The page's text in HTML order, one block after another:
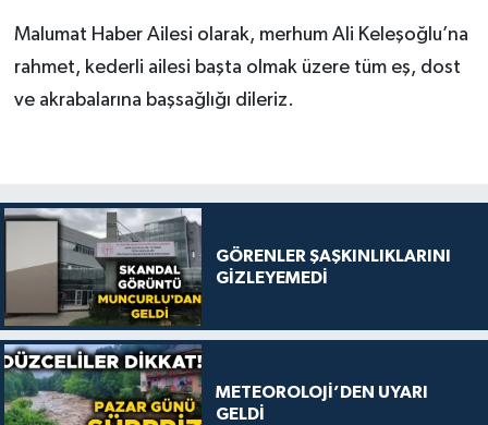
Malumat Haber Ailesi olarak, merhum Ali Keleşoğlu’na
rahmet, kederli ailesi başta olmak üzere tüm eş, dost
ve akrabalarına başsağlığı dileriz.
GÖRENLER ŞAŞKINLIKLARINI
GİZLEYEMEDİ
METEOROLOJİ’DEN UYARI
GELDİ